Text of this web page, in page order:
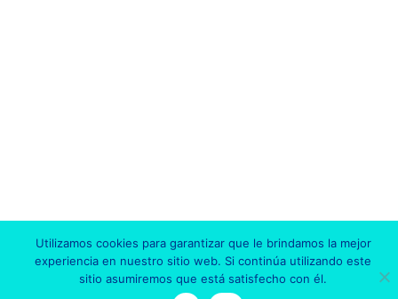
Utilizamos cookies para garantizar que le brindamos la mejor
experiencia en nuestro sitio web. Si continúa utilizando este
sitio asumiremos que está satisfecho con él.